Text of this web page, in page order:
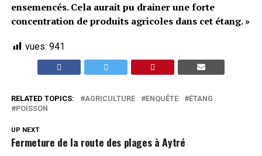
ensemencés. Cela aurait pu drainer une forte
concentration de produits agricoles dans cet étang. »
vues: 941
RELATED TOPICS: AGRICULTURE ENQUÊTE
ÉTANG
POISSON
UP NEXT
Fermeture de la route des plages à Aytré